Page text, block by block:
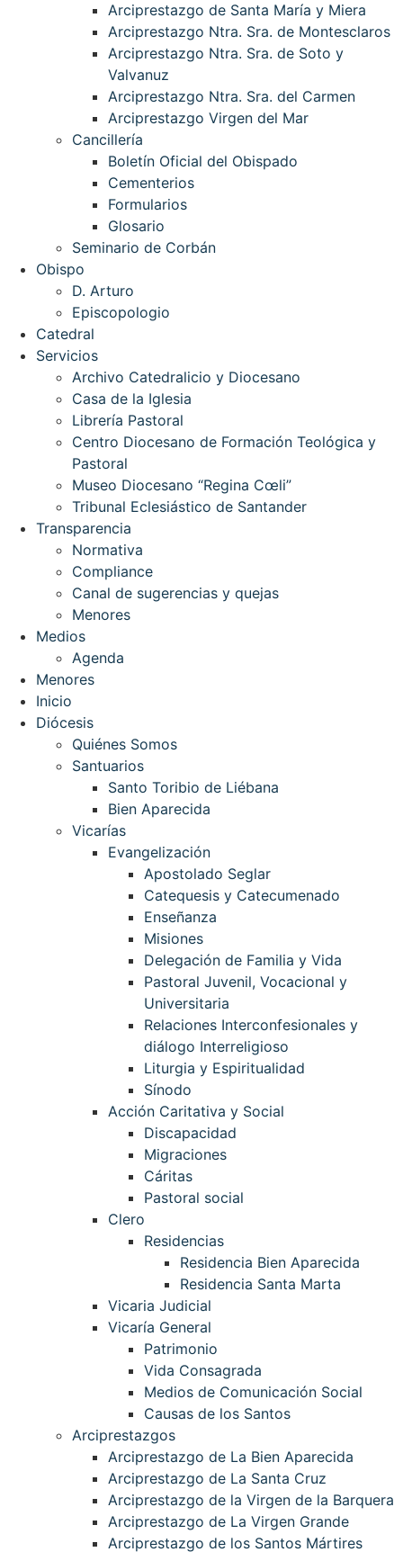
Arciprestazgo de Santa María y Miera
Arciprestazgo Ntra. Sra. de Montesclaros
Arciprestazgo Ntra. Sra. de Soto y
Valvanuz
Arciprestazgo Ntra. Sra. del Carmen
Arciprestazgo Virgen del Mar
Cancillería
Boletín Oficial del Obispado
Cementerios
Formularios
Glosario
Seminario de Corbán
Obispo
D. Arturo
Episcopologio
Catedral
Servicios
Archivo Catedralicio y Diocesano
Casa de la Iglesia
Librería Pastoral
Centro Diocesano de Formación Teológica y
Pastoral
Museo Diocesano “Regina Cœli”
Tribunal Eclesiástico de Santander
Transparencia
Normativa
Compliance
Canal de sugerencias y quejas
Menores
Medios
Agenda
Menores
Inicio
Diócesis
Quiénes Somos
Santuarios
Santo Toribio de Liébana
Bien Aparecida
Vicarías
Evangelización
Apostolado Seglar
Catequesis y Catecumenado
Enseñanza
Misiones
Delegación de Familia y Vida
Pastoral Juvenil, Vocacional y
Universitaria
Relaciones Interconfesionales y
diálogo Interreligioso
Liturgia y Espiritualidad
Sínodo
Acción Caritativa y Social
Discapacidad
Migraciones
Cáritas
Pastoral social
Clero
Residencias
Residencia Bien Aparecida
Residencia Santa Marta
Vicaria Judicial
Vicaría General
Patrimonio
Vida Consagrada
Medios de Comunicación Social
Causas de los Santos
Arciprestazgos
Arciprestazgo de La Bien Aparecida
Arciprestazgo de La Santa Cruz
Arciprestazgo de la Virgen de la Barquera
Arciprestazgo de La Virgen Grande
Arciprestazgo de los Santos Mártires